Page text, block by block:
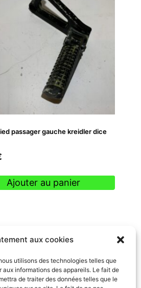
aux cookies
utilisons des technologies telles que
informations des appareils. Le fait de
de traiter des données telles que le
passager gauche kreidler dice
Ajouter au panier